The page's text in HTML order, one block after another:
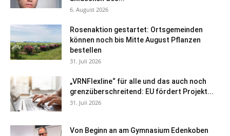
6. August 2026
Rosenaktion gestartet: Ortsgemeinden
können noch bis Mitte August Pflanzen
bestellen
31. Juli 2026
„VRNFlexline“ für alle und das auch noch
grenzüberschreitend: EU fördert Projekt...
31. Juli 2026
Von Beginn an am Gymnasium Edenkoben